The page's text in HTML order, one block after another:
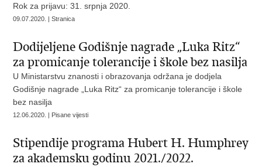
Rok za prijavu: 31. srpnja 2020.
09.07.2020. | Stranica
Dodijeljene Godišnje nagrade „Luka Ritz“
za promicanje tolerancije i škole bez nasilja
U Ministarstvu znanosti i obrazovanja održana je dodjela
Godišnje nagrade „Luka Ritz“ za promicanje tolerancije i škole
bez nasilja
12.06.2020. | Pisane vijesti
Stipendije programa Hubert H. Humphrey
za akademsku godinu 2021./2022.